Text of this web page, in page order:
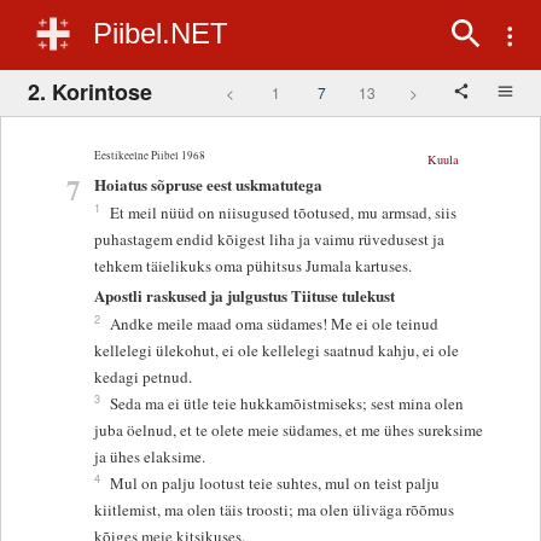
Piibel.NET
2. Korintose < 1 7 13 >
Eestikeelne Piibel 1968
7
Kuula
Hoiatus sõpruse eest uskmatutega
1
Et meil nüüd on niisugused tõotused, mu armsad, siis
puhastagem endid kõigest liha ja vaimu rüvedusest ja
tehkem täielikuks oma pühitsus Jumala kartuses.
Apostli raskused ja julgustus Tiituse tulekust
2 Andke meile maad oma südames! Me ei ole teinud
kellelegi ülekohut, ei ole kellelegi saatnud kahju, ei ole
kedagi petnud.
3 Seda ma ei ütle teie hukkamõistmiseks; sest mina olen
juba öelnud, et te olete meie südames, et me ühes sureksime
ja ühes elaksime.
4 Mul on palju lootust teie suhtes, mul on teist palju
kiitlemist, ma olen täis troosti; ma olen üliväga rõõmus
kõiges meie kitsikuses.